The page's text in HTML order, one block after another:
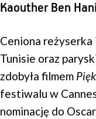
Kaouther Ben
Ceniona
Tunisie oraz
zdobyła filmem
festiwalu w
nominację do